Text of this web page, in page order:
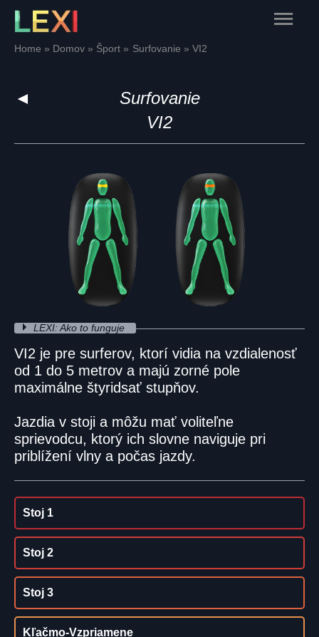
Skip
content
Main
Home Domov Šport Surfovanie VI2
◄
Surfovanie
VI2
LEXI: Ako to funguje
VI2 je pre surferov, ktorí vidia na vzdialenosť
od 1 do 5 metrov a majú zorné pole
maximálne štyridsať stupňov.
Jazdia v stoji a môžu mať voliteľne
sprievodcu, ktorý ich slovne naviguje pri
priblížení vlny a počas jazdy.
Stoj 1
Stoj 2
Stoj 3
Kľačmo-Vzpriamene